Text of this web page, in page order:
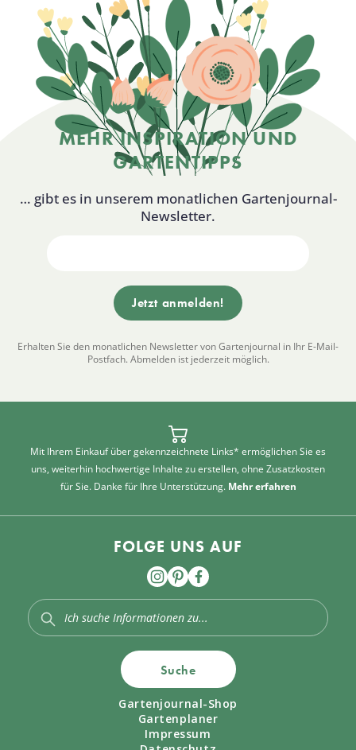
MEHR INSPIRATION UND
GARTENTIPPS
… gibt es in unserem monatlichen Gartenjournal-
Newsletter.
Erhalten Sie den monatlichen Newsletter von Gartenjournal in Ihr E-Mail-
Postfach. Abmelden ist jederzeit möglich.
Mit Ihrem Einkauf über gekennzeichnete Links* ermöglichen Sie es
uns, weiterhin hochwertige Inhalte zu erstellen, ohne Zusatzkosten
für Sie. Danke für Ihre Unterstützung. Mehr erfahren
FOLGE UNS AUF
Suche
Gartenjournal-Shop
Gartenplaner
Impressum